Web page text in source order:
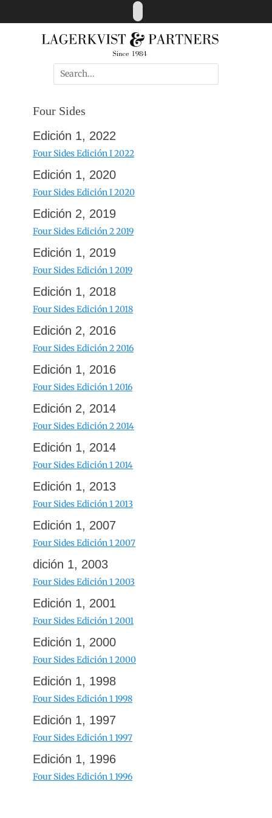
to
Search
for:
Four Sides
Edición 1, 2022
Four Sides Edición I 2022
Edición 1, 2020
Four Sides Edición I 2020
Edición 2, 2019
Four Sides Edición 2 2019
Edición 1, 2019
Four Sides Edición 1 2019
Edición 1, 2018
Four Sides Edición 1 2018
Edición 2, 2016
Four Sides Edición 2 2016
Edición 1, 2016
Four Sides Edición 1 2016
Edición 2, 2014
Four Sides Edición 2 2014
Edición 1, 2014
Four Sides Edición 1 2014
Edición 1, 2013
Four Sides Edición 1 2013
Edición 1, 2007
Four Sides Edición 1 2007
dición 1, 2003
Four Sides Edición 1 2003
Edición 1, 2001
Four Sides Edición 1 2001
Edición 1, 2000
Four Sides Edición 1 2000
Edición 1, 1998
Four Sides Edición 1 1998
Edición 1, 1997
Four Sides Edición 1 1997
Edición 1, 1996
Four Sides Edición 1 1996